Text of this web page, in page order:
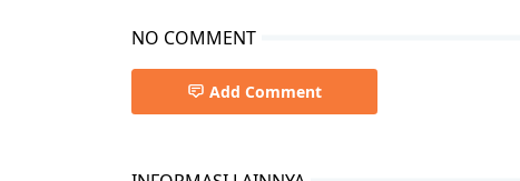
NO COMMENT
Add Comment